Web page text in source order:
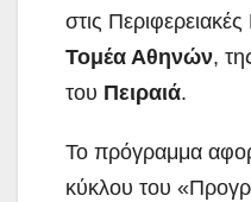
στις
Τομέα Αθηνών,
του Πειραιά.
To πρόγραμμα
κύκλου του